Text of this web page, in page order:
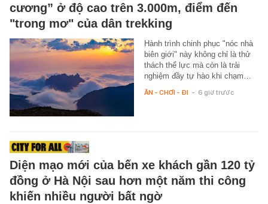
cương” ở độ cao trên 3.000m, điểm đến
"trong mơ" của dân trekking
Hành trình chinh phục "nóc nhà
biên giới" này không chỉ là thử
thách thể lực mà còn là trải
nghiệm đầy tự hào khi chạm…
ĂN - CHƠI - ĐI - 6 giờ trước
Diện mạo mới của bến xe khách gần 120 tỷ
đồng ở Hà Nội sau hơn một năm thi công
khiến nhiều người bất ngờ